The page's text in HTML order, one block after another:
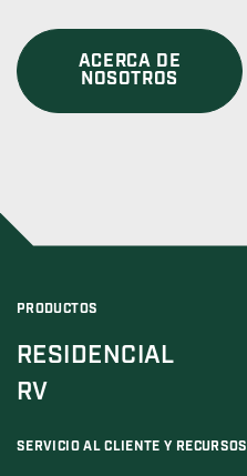
ACERCA DE
NOSOTROS
PRODUCTOS
RESIDENCIAL
RV
SERVICIO AL CLIENTE Y RECURSOS